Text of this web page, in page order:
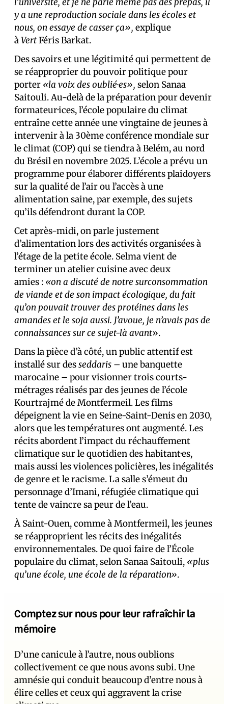
y a une reproduction sociale dans les écoles et
nous, on essaye de casser ça», explique
àVertFéris Barkat.
Des savoirs et une légitimité qui permettent de
se réapproprier du pouvoir politique pour
porter «la voix des oublié·es», selon Sanaa
Saitouli. Au-delà de la préparation pour devenir
formateur·ices, l’école populaire du climat
entraîne cette année une vingtaine de jeunes à
intervenir à la 30ème conférence mondiale sur
le climat (COP) qui se tiendra à Belém, au nord
du Brésil en novembre 2025. L’école a prévu un
programme pour élaborer différents plaidoyers
sur la qualité de l’air ou l’accès à une
alimentation saine, par exemple, des sujets
qu’ils défendront durant la COP.
Cet après-midi, on parle justement
d’alimentation lors des activités organisées à
l’étage de la petite école. Selma vient de
terminer un atelier cuisine avec deux
amies : «on a discuté de notre surconsommation
de viande et de son impact écologique, du fait
qu’on pouvait trouver des protéines dans les
amandes et le soja aussi. J’avoue, je n’avais pas de
connaissances sur ce sujet-là avant».
Dans la pièce d’à côté, un public attentif est
installé sur desseddaris – une banquette
marocaine – pour visionner trois courts-
métrages réalisés par des jeunes de l’école
Kourtrajmé de Montfermeil. Les films
dépeignent la vie en Seine-Saint-Denis en 2030,
alors que les températures ont augmenté. Les
récits abordent l’impact du réchauffement
climatique sur le quotidien des habitant·es,
mais aussi les violences policières, les inégalités
de genre et le racisme. La salle s’émeut du
personnage d’Imani, réfugiée climatique qui
tente de vaincre sa peur de l’eau.
À Saint-Ouen, comme à Montfermeil, les jeunes
se réapproprient les récits des inégalités
environnementales. De quoi faire de l’École
populaire du climat, selon Sanaa Saitouli, «plus
qu’une école, une école de la réparation».
Comptez sur nous pour leur rafraîchir la
mémoire
D’une canicule à l’autre, nous oublions
collectivement ce que nous avons subi. Une
amnésie qui conduit beaucoup d’entre nous à
élire celles et ceux qui aggravent la crise